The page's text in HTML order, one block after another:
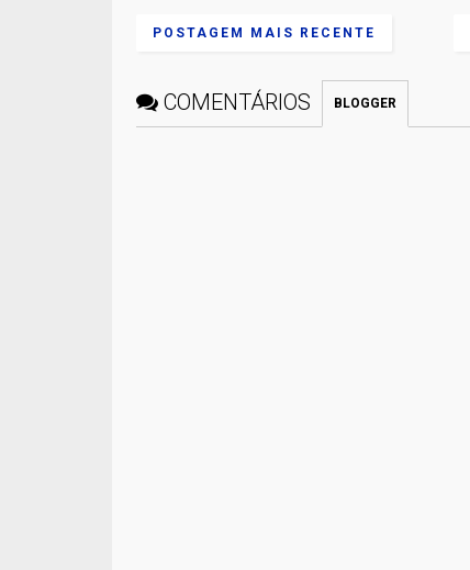
POSTAGEM MAIS RECENTE
COMENTÁRIOS BLOGGER